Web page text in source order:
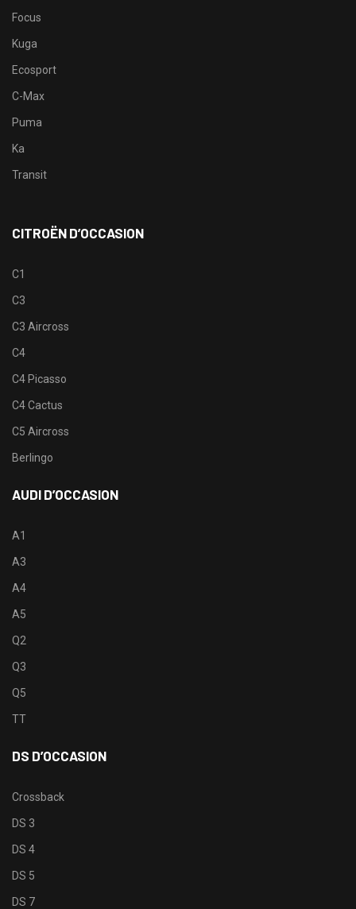
Focus
Kuga
Ecosport
C-Max
Puma
Ka
Transit
CITROËN D’OCCASION
C1
C3
C3 Aircross
C4
C4 Picasso
C4 Cactus
C5 Aircross
Berlingo
AUDI D’OCCASION
A1
A3
A4
A5
Q2
Q3
Q5
TT
DS D’OCCASION
Crossback
DS 3
DS 4
DS 5
DS 7